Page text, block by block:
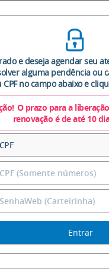
e deseja agendar seu
alguma pendência ou
CPF no campo abaixo e
O prazo para a
renovação é de até 10
CPF
Entrar